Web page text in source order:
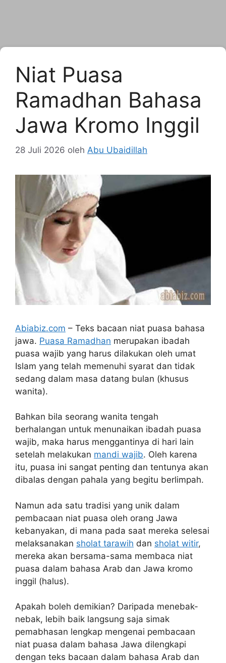
Niat Puasa
Ramadhan Bahasa
Jawa Kromo Inggil
28 Juli 2026 oleh Abu Ubaidillah
Abiabiz.com – Teks bacaan niat puasa bahasa
jawa. Puasa Ramadhan merupakan ibadah
puasa wajib yang harus dilakukan oleh umat
Islam yang telah memenuhi syarat dan tidak
sedang dalam masa datang bulan (khusus
wanita).
Bahkan bila seorang wanita tengah
berhalangan untuk menunaikan ibadah puasa
wajib, maka harus menggantinya di hari lain
setelah melakukan mandi wajib. Oleh karena
itu, puasa ini sangat penting dan tentunya akan
dibalas dengan pahala yang begitu berlimpah.
Namun ada satu tradisi yang unik dalam
pembacaan niat puasa oleh orang Jawa
kebanyakan, di mana pada saat mereka selesai
melaksanakan sholat tarawih dan sholat witir,
mereka akan bersama-sama membaca niat
puasa dalam bahasa Arab dan Jawa kromo
inggil (halus).
Apakah boleh demikian? Daripada menebak-
nebak, lebih baik langsung saja simak
pemabhasan lengkap mengenai pembacaan
niat puasa dalam bahasa Jawa dilengkapi
dengan teks bacaan dalam bahasa Arab dan